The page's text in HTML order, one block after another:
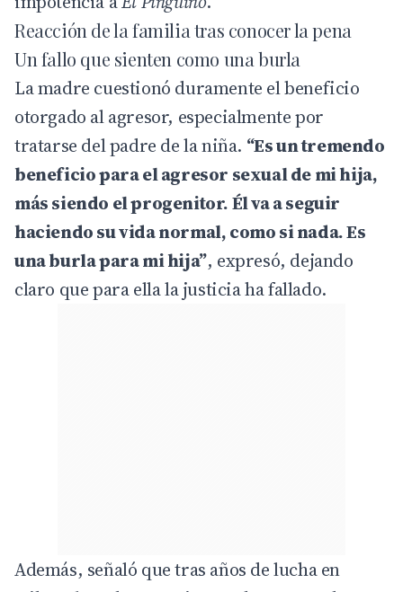
Reacción de la familia tras conocer la pena
Un fallo que sienten como una burla
La madre cuestionó duramente el beneficio
otorgado al agresor, especialmente por
tratarse del padre de la niña. “Es un tremendo
beneficio para el agresor sexual de mi hija,
más siendo el progenitor. Él va a seguir
haciendo su vida normal, como si nada. Es
una burla para mi hija”, expresó, dejando
claro que para ella la justicia ha fallado.
Además, señaló que tras años de lucha en